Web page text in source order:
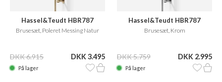
Hassel&Teudt HBR787
Brusesæt, Poleret Messing Natur
DKK 6.915 DKK 3.495
På lager
Hassel&Teudt HBR787
Brusesæt, Krom
DKK 5.759 DKK 2.995
På lager